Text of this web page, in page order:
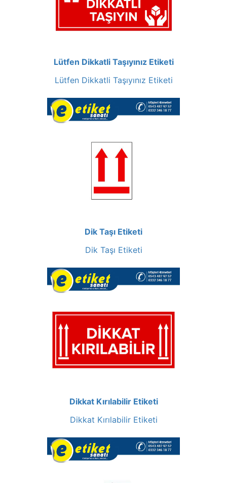
Lütfen Dikkatli Taşıyınız Etiketi
Lütfen Dikkatli Taşıyınız Etiketi
Dik Taşı Etiketi
Dik Taşı Etiketi
Dikkat Kırılabilir Etiketi
Dikkat Kırılabilir Etiketi